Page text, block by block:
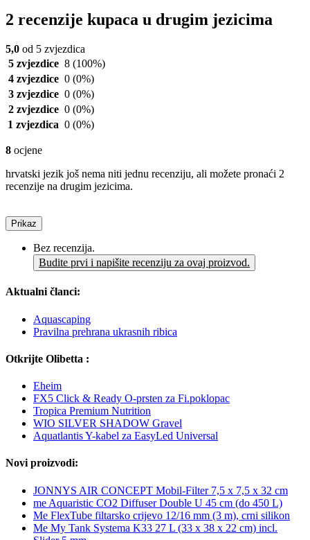
2 recenzije kupaca u drugim jezicima
5,0 od 5 zvjezdica
5 zvjezdice 8 (100%)
4 zvjezdice 0 (0%)
3 zvjezdice 0 (0%)
2 zvjezdice 0 (0%)
1 zvjezdica 0 (0%)
8 ocjene
hrvatski jezik još nema niti jednu recenziju, ali možete pronaći 2
recenzije na drugim jezicima.
Prikaz
Bez recenzija.
Budite prvi i napišite recenziju za ovaj proizvod.
Aktualni članci:
Aquascaping
Pravilna prehrana ukrasnih ribica
Otkrijte Olibetta :
Eheim
FX5 Click & Ready O-prsten za Fi.poklopac
Tropica Premium Nutrition
WIO SILVER SHADOW Gravel
Aquatlantis Y-kabel za EasyLed Universal
Novi proizvodi:
JONNYS AIR CONCEPT Mobil-Filter 7,5 x 7,5 x 32 cm
me Aquaristic CO2 Diffuser Double U 45 cm (do 450 L)
Me FlexTube filtarsko crijevo 12/16 mm (3 m), crni silikon
Me My Tank Systema K33 27 L (33 x 38 x 22 cm) incl.